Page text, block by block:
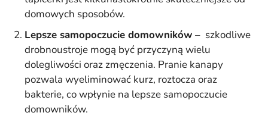
domowych sposobów.
Lepsze samopoczucie domowników – szkodliwe
drobnoustroje mogą być przyczyną wielu
dolegliwości oraz zmęczenia. Pranie kanapy
pozwala wyeliminować kurz, roztocza oraz
bakterie, co wpłynie na lepsze samopoczucie
domowników.